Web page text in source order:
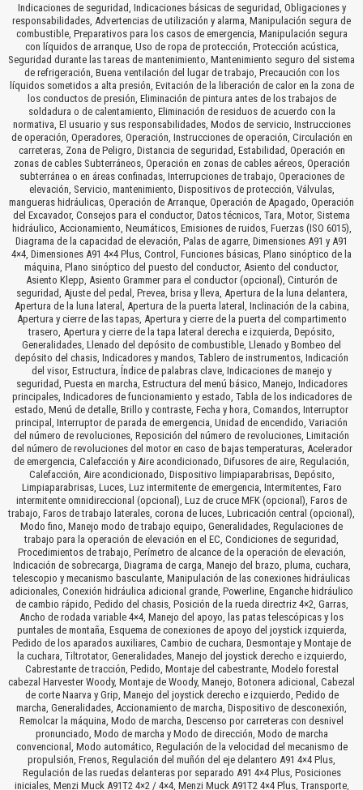
Indicaciones de seguridad, Indicaciones básicas de seguridad, Obligaciones y
responsabilidades, Advertencias de utilización y alarma, Manipulación segura de
combustible, Preparativos para los casos de emergencia, Manipulación segura
con líquidos de arranque, Uso de ropa de protección, Protección acústica,
Seguridad durante las tareas de mantenimiento, Mantenimiento seguro del sistema
de refrigeración, Buena ventilación del lugar de trabajo, Precaución con los
líquidos sometidos a alta presión, Evitación de la liberación de calor en la zona de
los conductos de presión, Eliminación de pintura antes de los trabajos de
soldadura o de calentamiento, Eliminación de residuos de acuerdo con la
normativa, El usuario y sus responsabilidades, Modos de servicio, Instrucciones
de operación, Operadores, Operación, Instrucciones de operación, Circulación en
carreteras, Zona de Peligro, Distancia de seguridad, Estabilidad, Operación en
zonas de cables Subterráneos, Operación en zonas de cables aéreos, Operación
subterránea o en áreas confinadas, Interrupciones de trabajo, Operaciones de
elevación, Servicio, mantenimiento, Dispositivos de protección, Válvulas,
mangueras hidráulicas, Operación de Arranque, Operación de Apagado, Operación
del Excavador, Consejos para el conductor, Datos técnicos, Tara, Motor, Sistema
hidráulico, Accionamiento, Neumáticos, Emisiones de ruidos, Fuerzas (ISO 6015),
Diagrama de la capacidad de elevación, Palas de agarre, Dimensiones A91 y A91
4×4, Dimensiones A91 4×4 Plus, Control, Funciones básicas, Plano sinóptico de la
máquina, Plano sinóptico del puesto del conductor, Asiento del conductor,
Asiento Klepp, Asiento Grammer para el conductor (opcional), Cinturón de
seguridad, Ajuste del pedal, Prevea, brisa y lleva, Apertura de la luna delantera,
Apertura de la luna lateral, Apertura de la puerta lateral, Inclinación de la cabina,
Apertura y cierre de las tapas, Apertura y cierre de la puerta del compartimento
trasero, Apertura y cierre de la tapa lateral derecha e izquierda, Depósito,
Generalidades, Llenado del depósito de combustible, Llenado y Bombeo del
depósito del chasis, Indicadores y mandos, Tablero de instrumentos, Indicación
del visor, Estructura, Índice de palabras clave, Indicaciones de manejo y
seguridad, Puesta en marcha, Estructura del menú básico, Manejo, Indicadores
principales, Indicadores de funcionamiento y estado, Tabla de los indicadores de
estado, Menú de detalle, Brillo y contraste, Fecha y hora, Comandos, Interruptor
principal, Interruptor de parada de emergencia, Unidad de encendido, Variación
del número de revoluciones, Reposición del número de revoluciones, Limitación
del número de revoluciones del motor en caso de bajas temperaturas, Acelerador
de emergencia, Calefacción y Aire acondicionado, Difusores de aire, Regulación,
Calefacción, Aire acondicionado, Dispositivo limpiaparabrisas, Depósito,
Limpiaparabrisas, Luces, Luz intermitente de emergencia, Intermitentes, Faro
intermitente omnidireccional (opcional), Luz de cruce MFK (opcional), Faros de
trabajo, Faros de trabajo laterales, corona de luces, Lubricación central (opcional),
Modo fino, Manejo modo de trabajo equipo, Generalidades, Regulaciones de
trabajo para la operación de elevación en el EC, Condiciones de seguridad,
Procedimientos de trabajo, Perímetro de alcance de la operación de elevación,
Indicación de sobrecarga, Diagrama de carga, Manejo del brazo, pluma, cuchara,
telescopio y mecanismo basculante, Manipulación de las conexiones hidráulicas
adicionales, Conexión hidráulica adicional grande, Powerline, Enganche hidráulico
de cambio rápido, Pedido del chasis, Posición de la rueda directriz 4×2, Garras,
Ancho de rodada variable 4×4, Manejo del apoyo, las patas telescópicas y los
puntales de montaña, Esquema de conexiones de apoyo del joystick izquierda,
Pedido de los aparados auxiliares, Cambio de cuchara, Desmontaje y Montaje de
la cuchara, Tiltrotator, Generalidades, Manejo del joystick derecho e izquierdo,
Cabrestante de tracción, Pedido, Montaje del cabestrante, Modelo forestal
cabezal Harvester Woody, Montaje de Woody, Manejo, Botonera adicional, Cabezal
de corte Naarva y Grip, Manejo del joystick derecho e izquierdo, Pedido de
marcha, Generalidades, Accionamiento de marcha, Dispositivo de desconexión,
Remolcar la máquina, Modo de marcha, Descenso por carreteras con desnivel
pronunciado, Modo de marcha y Modo de dirección, Modo de marcha
convencional, Modo automático, Regulación de la velocidad del mecanismo de
propulsión, Frenos, Regulación del muñón del eje delantero A91 4×4 Plus,
Regulación de las ruedas delanteras por separado A91 4×4 Plus, Posiciones
iniciales, Menzi Muck A91T2 4×2 / 4×4, Menzi Muck A91T2 4×4 Plus, Transporte,